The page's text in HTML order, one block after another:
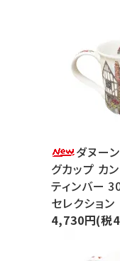
Category
Contents
Information
ダヌー
グカップ カ
ティンバー
セレクション
4,730円(税